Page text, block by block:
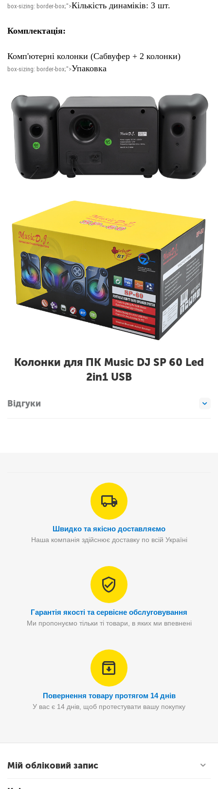
box-sizing: border-box;">Кількість динаміків: 3 шт.
Комплектація:
Комп'ютерні колонки (Сабвуфер + 2 колонки)
box-sizing: border-box;">Упаковка
Колонки для ПК Music DJ SP 60 Led
2in1 USB
Відгуки
Швидко та якісно доставляємо
Наша компанія здійснює доставку по всій Україні
Гарантія якості та сервісне обслуговування
Ми пропонуємо тільки ті товари, в яких ми впевнені
Повернення товару протягом 14 днів
У вас є 14 днів, щоб протестувати вашу покупку
Мій обліковий запис